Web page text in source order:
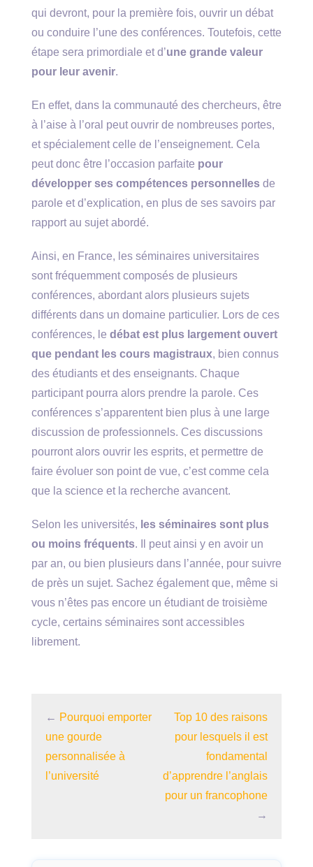
qui devront, pour la première fois, ouvrir un débat
ou conduire l’une des conférences. Toutefois, cette
étape sera primordiale et d’une grande valeur
pour leur avenir.
En effet, dans la communauté des chercheurs, être
à l’aise à l’oral peut ouvrir de nombreuses portes,
et spécialement celle de l’enseignement. Cela
peut donc être l’occasion parfaite pour
développer ses compétences personnelles de
parole et d’explication, en plus de ses savoirs par
rapport au sujet abordé.
Ainsi, en France, les séminaires universitaires
sont fréquemment composés de plusieurs
conférences, abordant alors plusieurs sujets
différents dans un domaine particulier. Lors de ces
conférences, le débat est plus largement ouvert
que pendant les cours magistraux, bien connus
des étudiants et des enseignants. Chaque
participant pourra alors prendre la parole. Ces
conférences s’apparentent bien plus à une large
discussion de professionnels. Ces discussions
pourront alors ouvrir les esprits, et permettre de
faire évoluer son point de vue, c’est comme cela
que la science et la recherche avancent.
Selon les universités, les séminaires sont plus
ou moins fréquents. Il peut ainsi y en avoir un
par an, ou bien plusieurs dans l’année, pour suivre
de près un sujet. Sachez également que, même si
vous n’êtes pas encore un étudiant de troisième
cycle, certains séminaires sont accessibles
librement.
← Pourquoi emporter
une gourde
personnalisée à
l’université
Top 10 des raisons
pour lesquels il est
fondamental
d’apprendre l’anglais
pour un francophone
→